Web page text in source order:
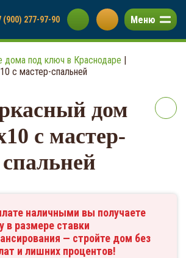
Меню
(900) 277-97-90
дома под ключ в Краснодаре |
с мастер-спальней
дом
с мастер-
спальней
наличными вы получаете
в размере ставки
— стройте дом без
и лишних процентов!